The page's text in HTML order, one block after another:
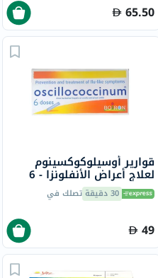
65.50
قوارير أوسيلوكوكسينوم
لعلاج أعراض الأنفلونزا - 6
قوارير 30 دقيقة تصلك في
49